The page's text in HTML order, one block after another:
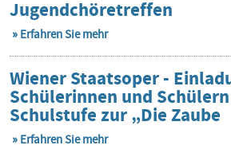
Jugendchöretreffen
Erfahren Sie mehr
Wiener Staatsoper -
Schülerinnen und
Schulstufe zur „Die Zaube
Erfahren Sie mehr